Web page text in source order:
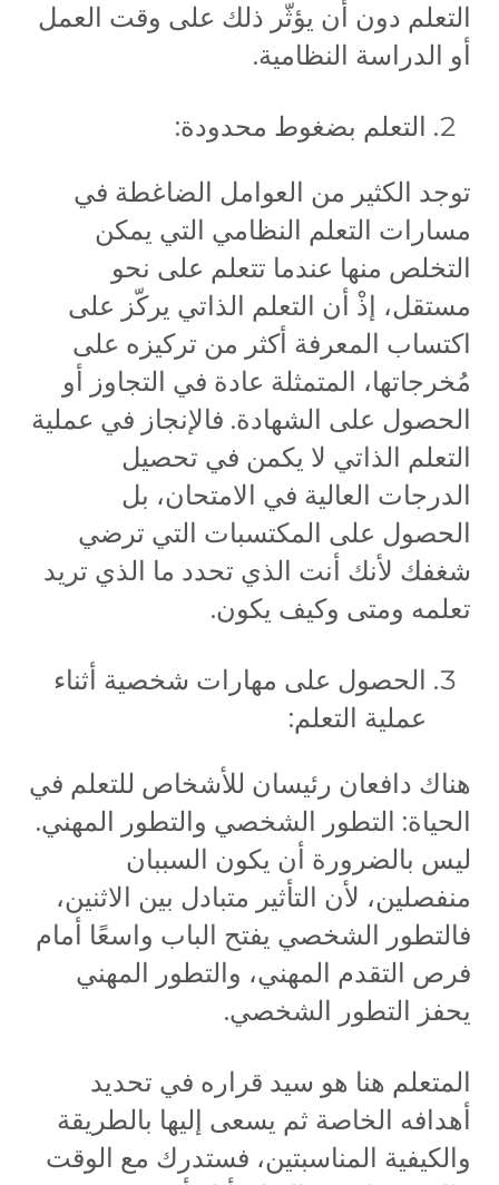
التعلم دون أن يؤثّر ذلك على وقت العمل
أو الدراسة النظامية.
التعلم بضغوط محدودة:
توجد الكثير من العوامل الضاغطة في
مسارات التعلم النظامي التي يمكن
التخلص منها عندما تتعلم على نحو
مستقل، إذْ أن التعلم الذاتي يركّز على
اكتساب المعرفة أكثر من تركيزه على
مُخرجاتها، المتمثلة عادة في التجاوز أو
الحصول على الشهادة. فالإنجاز في عملية
التعلم الذاتي لا يكمن في تحصيل
الدرجات العالية في الامتحان، بل
الحصول على المكتسبات التي ترضي
شغفك لأنك أنت الذي تحدد ما الذي تريد
تعلمه ومتى وكيف يكون.
الحصول على مهارات شخصية أثناء
عملية التعلم:
هناك دافعان رئيسان للأشخاص للتعلم في
الحياة: التطور الشخصي والتطور المهني.
ليس بالضرورة أن يكون السببان
منفصلين، لأن التأثير متبادل بين الاثنين،
فالتطور الشخصي يفتح الباب واسعًا أمام
فرص التقدم المهني، والتطور المهني
يحفز التطور الشخصي.
المتعلم هنا هو سيد قراره في تحديد
أهدافه الخاصة ثم يسعى إليها بالطريقة
والكيفية المناسبتين، فستدرك مع الوقت